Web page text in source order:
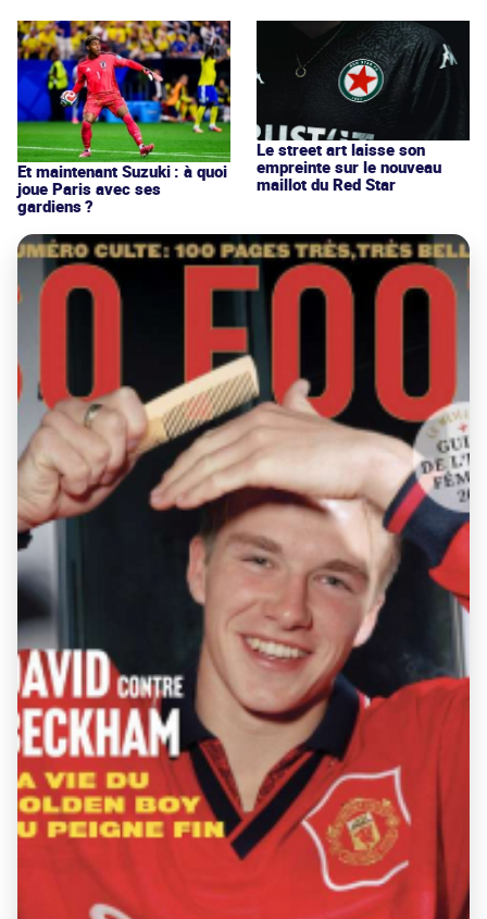
Et maintenant Suzuki : à quoi
joue Paris avec ses
gardiens ?
Le street art laisse son
empreinte sur le nouveau
maillot du Red Star